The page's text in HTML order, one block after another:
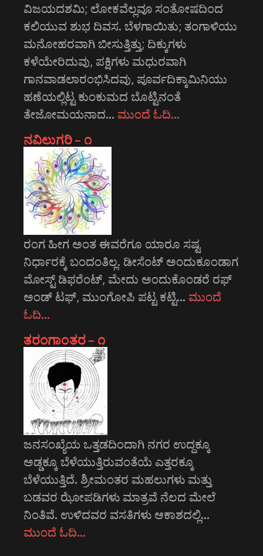
ವಿಜಯದಶಮಿ; ಲೋಕವೆಲ್ಲವೂ ಸಂತೋಷದಿಂದ
ಕಲಿಯುವ ಶುಭ ದಿವಸ. ಬೆಳಗಾಯಿತು; ತಂಗಾಳಿಯು
ಮನೋಹರವಾಗಿ ಬೀಸುತ್ತಿತ್ತು; ದಿಕ್ಕುಗಳು
ಕಳೆಯೇರಿದುವು, ಪಕ್ಷಿಗಳು ಮಧುರವಾಗಿ
ಗಾನವಾಡಲಾರಂಭಿಸಿದವು, ಪೂರ್ವದಿಕ್ಕಾಮಿನಿಯು
ಹಣೆಯಲ್ಲಿಟ್ಟ ಕುಂಕುಮದ ಬೊಟ್ಟಿನಂತೆ
ತೇಜೋಮಯನಾದ… ಮುಂದೆ ಓದಿ…
ನವಿಲುಗರಿ – ೧
ರಂಗ ಹೀಗ ಅಂತ ಈವರೆಗೂ ಯಾರೂ ಸಷ್ಟ
ನಿರ್ಧಾರಕ್ಕೆ ಬಂದಂತಿಲ್ಲ. ಡೀಸೆಂಟ್ ಅಂದುಕೂಂಡಾಗ
ಮೋಸ್ಟ್‌ ಡಿಫರೆಂಟ್‌, ಮೇದು ಅಂದುಕೊಂಡರೆ ರಫ್
ಅಂಡ್ ಟಫ್, ಮುಂಗೋಪಿ ಪಟ್ಟ ಕಟ್ಟಿ… ಮುಂದೆ
ಓದಿ…
ತರಂಗಾಂತರ – ೧
ಜನಸಂಖ್ಯೆಯ ಒತ್ತಡದಿಂದಾಗಿ ನಗರ ಉದ್ದಕ್ಕೂ
ಅಡ್ಡಕ್ಕೂ ಬೆಳೆಯುತ್ತಿರುವಂತೆಯೆ ಎತ್ತರಕ್ಕೂ
ಬೆಳೆಯುತ್ತಿದೆ. ಶ್ರೀಮಂತರ ಮಹಲುಗಳು ಮತ್ತು
ಬಡವರ ಝೋಪಡಿಗಳು ಮಾತ್ರವೆ ನೆಲದ ಮೇಲೆ
ನಿಂತಿವೆ. ಉಳಿದವರ ವಸತಿಗಳು ಆಕಾಶದಲ್ಲಿ…
ಮುಂದೆ ಓದಿ…